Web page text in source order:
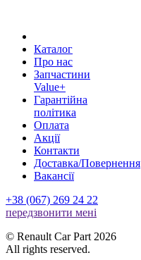
Каталог
Про нас
Запчастини
Value+
Гарантійна
політика
Оплата
Акції
Контакти
Доставка/Повернення
Вакансії
+38 (067) 269 24 22
передзвонити менi
© Renault Car Part 2026
All rights reserved.